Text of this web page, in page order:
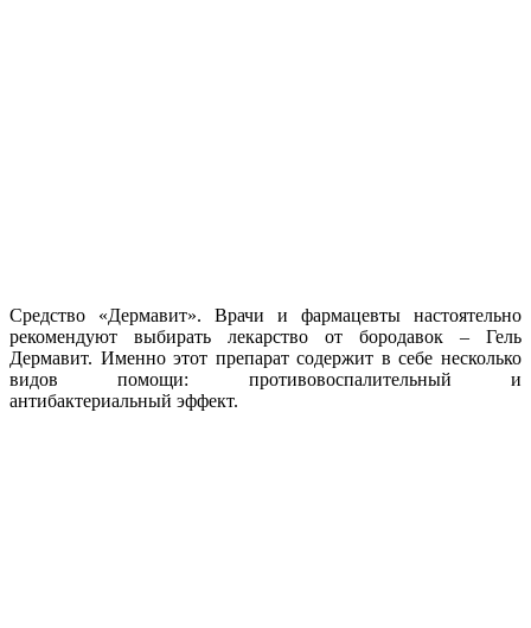
Средство «Дермавит». Врачи и фармацевты настоятельно
рекомендуют выбирать лекарство от бородавок – Гель
Дермавит. Именно этот препарат содержит в себе несколько
видов помощи: противовоспалительный и
антибактериальный эффект.